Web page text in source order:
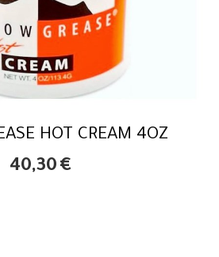
HOT CREAM 4OZ
40,30 €